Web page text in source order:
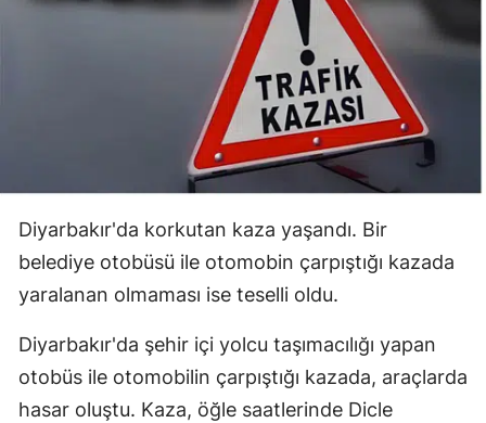
Diyarbakır'da korkutan kaza yaşandı. Bir
belediye otobüsü ile otomobin çarpıştığı kazada
yaralanan olmaması ise teselli oldu.
Diyarbakır'da şehir içi yolcu taşımacılığı yapan
otobüs ile otomobilin çarpıştığı kazada, araçlarda
hasar oluştu. Kaza, öğle saatlerinde Dicle